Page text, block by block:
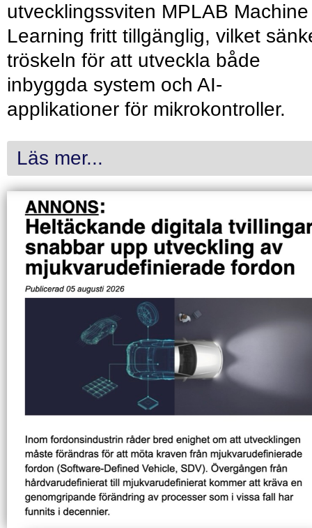
utvecklingssviten MPLAB Machine
Learning fritt tillgänglig, vilket
tröskeln för att utveckla både
inbyggda system och AI-
applikationer för mikrokontroller.
Läs mer...